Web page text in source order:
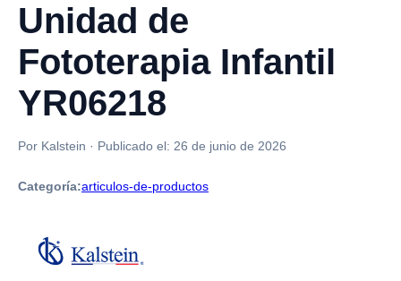
Unidad de
Fototerapia Infantil
YR06218
Por Kalstein · Publicado el: 26 de junio de 2026
Categoría:articulos-de-productos